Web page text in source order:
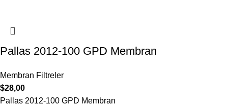
Pallas 2012-100 GPD Membran
Membran Filtreler
$28,00
Pallas 2012-100 GPD Membran